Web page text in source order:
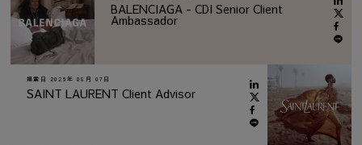
BALENCIAGA - CDI Senior Client
Ambassador
掲載日 2026年 08月 07日
SAINT LAURENT Client Advisor